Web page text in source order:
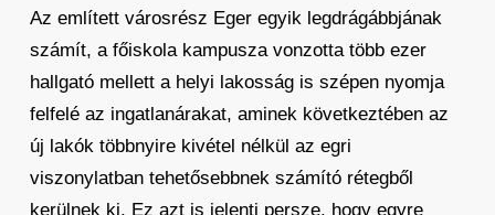
Az említett városrész Eger egyik legdrágábbjának
számít, a főiskola kampusza vonzotta több ezer
hallgató mellett a helyi lakosság is szépen nyomja
felfelé az ingatlanárakat, aminek következtében az
új lakók többnyire kivétel nélkül az egri
viszonylatban tehetősebbnek számító rétegből
kerülnek ki. Ez azt is jelenti persze, hogy egyre